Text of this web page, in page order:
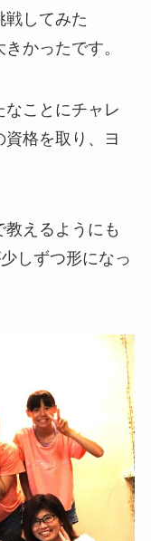
戦してみた
かったです。
ことにチャレ
格を取り、ヨ
えるようにも
しずつ形になっ